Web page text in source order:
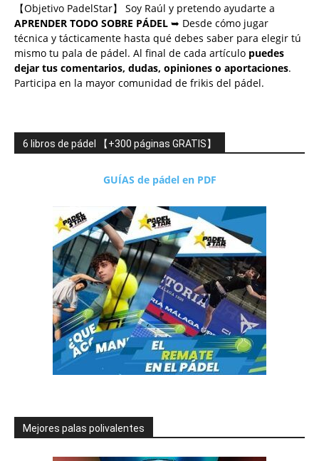
【Objetivo PadelStar】 Soy Raúl y pretendo ayudarte a
APRENDER TODO SOBRE PÁDEL ➥ Desde cómo jugar
técnica y tácticamente hasta qué debes saber para elegir tú
mismo tu pala de pádel. Al final de cada artículo puedes
dejar tus comentarios, dudas, opiniones o aportaciones.
Participa en la mayor comunidad de frikis del pádel.
6 libros de pádel 【+300 páginas GRATIS】
GUÍAS de pádel en PDF
Mejores palas polivalentes